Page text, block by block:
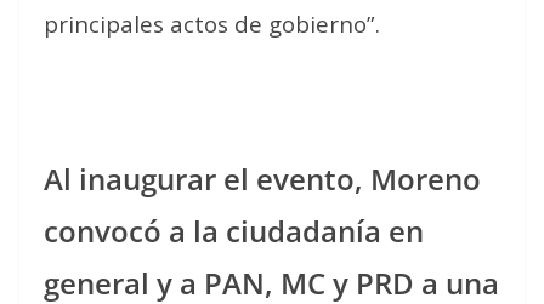
principales actos de gobierno”.
Al inaugurar el evento, Moreno
convocó a la ciudadanía en
general y a PAN, MC y PRD a una